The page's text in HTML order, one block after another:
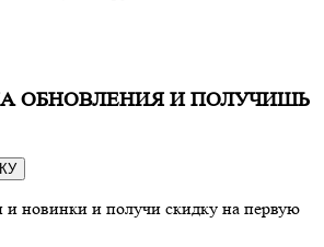
ОБНОВЛЕНИЯ И ПОЛУЧИШЬ
новинки и получи скидку на первую